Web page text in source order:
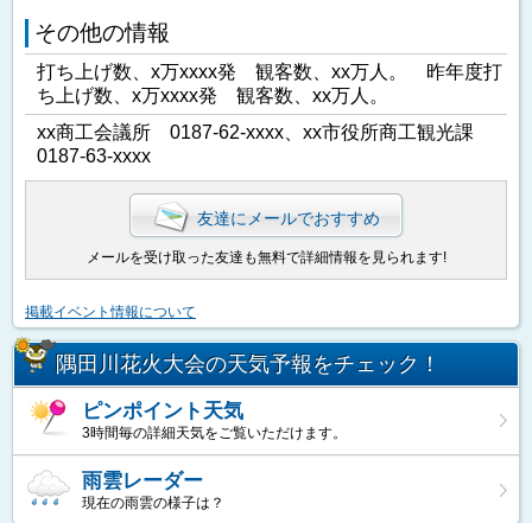
その他の情報
打ち上げ数、x万xxxx発 観客数、xx万人。 昨年度打
ち上げ数、x万xxxx発 観客数、xx万人。
xx商工会議所 0187-62-xxxx、xx市役所商工観光課
0187-63-xxxx
友達にメールでおすすめ
メールを受け取った友達も無料で詳細情報を見られます!
掲載イベント情報について
隅田川花火大会の天気予報をチェック！
ピンポイント天気
3時間毎の詳細天気をご覧いただけます。
雨雲レーダー
現在の雨雲の様子は？